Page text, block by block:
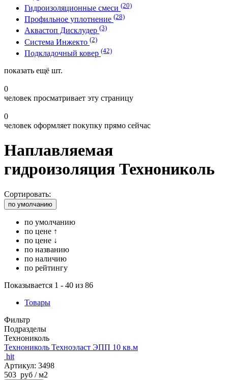
Гидроизоляционные смеси (20)
Профильное уплотнение (28)
Аквастоп Дисклудер (3)
Система Инжекто (2)
Подкладочный ковер (42)
показать ещё шт.
0
человек просматривает эту страницу
0
человек оформляет покупку прямо сейчас
Наплавляемая
гидроизоляция Технониколь
Сортировать:
по умолчанию
по умолчанию
по цене ↑
по цене ↓
по названию
по наличию
по рейтингу
Показывается 1 - 40 из 86
Товары
Фильтр
Подразделы
Технониколь
Технониколь Техноэласт ЭПП 10 кв.м
hit
Артикул: 3498
503 руб / м2